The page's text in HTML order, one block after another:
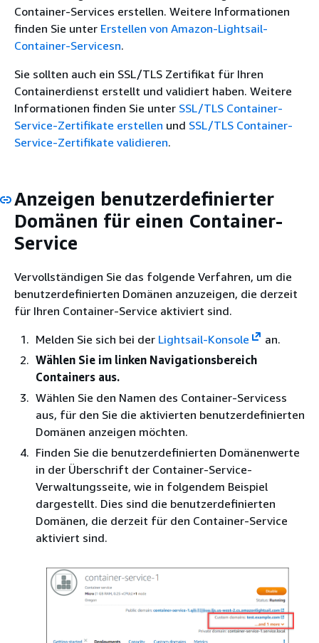
Container-Services erstellen. Weitere Informationen
finden Sie unter Erstellen von Amazon-Lightsail-
Container-Servicesn.
Sie sollten auch ein SSL/TLS Zertifikat für Ihren
Containerdienst erstellt und validiert haben. Weitere
Informationen finden Sie unter SSL/TLS Container-
Service-Zertifikate erstellen und SSL/TLS Container-
Service-Zertifikate validieren.
Anzeigen benutzerdefinierter
Domänen für einen Container-
Service
Vervollständigen Sie das folgende Verfahren, um die
benutzerdefinierten Domänen anzuzeigen, die derzeit
für Ihren Container-Service aktiviert sind.
Melden Sie sich bei der Lightsail-Konsole
an.
Wählen Sie im linken Navigationsbereich
Containers aus.
Wählen Sie den Namen des Container-Servicess
aus, für den Sie die aktivierten benutzerdefinierten
Domänen anzeigen möchten.
Finden Sie die benutzerdefinierten Domänenwerte
in der Überschrift der Container-Service-
Verwaltungsseite, wie in folgendem Beispiel
dargestellt. Dies sind die benutzerdefinierten
Domänen, die derzeit für den Container-Service
aktiviert sind.